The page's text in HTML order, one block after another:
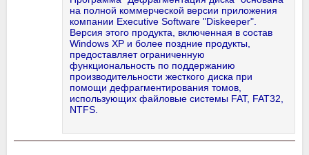
на полной коммерческой версии приложения
компании Executive Software "Diskeeper".
Версия этого продукта, включенная в состав
Windows XP и более поздние продукты,
предоставляет ограниченную
функциональность по поддержанию
производительности жесткого диска при
помощи дефрагментирования томов,
использующих файловые системы FAT, FAT32,
NTFS.